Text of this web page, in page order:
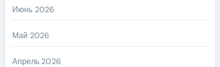
Июнь 2026
Май 2026
Апрель 2026